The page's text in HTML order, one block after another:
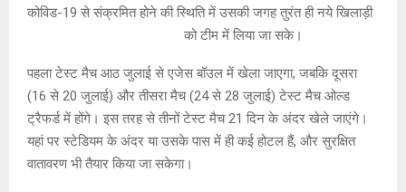
कोविड-19 से संक्रमित होने की स्थिति में उसकी जगह तुरंत ही नये खिलाड़ी
को टीम में लिया जा सके।
पहला टेस्ट मैच आठ जुलाई से एजेस बॉउल में खेला जाएगा, जबकि दूसरा
(16 से 20 जुलाई) और तीसरा मैच (24 से 28 जुलाई) टेस्ट मैच ओल्ड
ट्रैफर्ड में होंगे। इस तरह से तीनों टेस्ट मैच 21 दिन के अंदर खेले जाएंगे।
यहां पर स्टेडियम के अंदर या उसके पास में ही कई होटल हैं, और सुरक्षित
वातावरण भी तैयार किया जा सकेगा।